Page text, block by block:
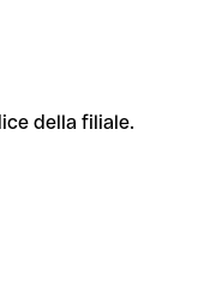
della filiale.